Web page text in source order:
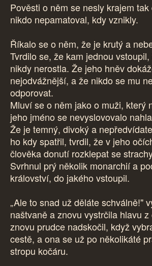
Pověsti o něm se nesly krajem
nikdo nepamatoval, kdy vznikly.
Říkalo se o něm, že je krutý a
Tvrdilo se, že kam jednou
nikdy nerostla. Že jeho hněv
nejodvážnější, a že nikdo se mu
odporovat.
Mluví se o něm jako o muži, který
jeho jméno se nevyslovovalo
Že je temný, divoký a
ho kdy spatřil, tvrdil, že v jeho
člověka donutí rozklepat se
Svrhnul prý několik monarchií a
království, do jakého vstoupil.
„Ale to snad už děláte schválně!"
naštvaně a znovu vystrčila hlavu
znovu prudce nadskočil, když
cestě, a ona se už po několikáté
stropu kočáru.